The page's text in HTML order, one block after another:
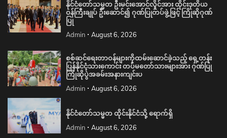
နိုင်ငံတော်သမ္မတ ဦးမင်းအောင်လှိုင်အား ထိုင်းဒုတိယ
ဝန်ကြီးချုပ် ဦးဆောင်၍ ဂုဏ်ပြုတပ်ဖွဲ့ဖြင့် ကြိုဆိုဂုဏ်
ပြု
Admin August 6, 2026
စစ်ဆင်ရေးတာဝန်များကိုထမ်းဆောင်ခဲ့သည့် ရှေ့တန်း
ပြန်နိုင်ငံ့သားကောင်း တပ်မတော်သားများအား ဂုဏ်ပြု
ကြိုဆိုပွဲအခမ်းအနားကျင်းပ
Admin August 6, 2026
နိုင်ငံတော်သမ္မတ ထိုင်းနိုင်ငံသို့ ရောက်ရှိ
Admin August 6, 2026